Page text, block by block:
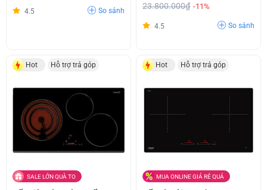
4.5 So sánh 23.800.000₫ -11%
4.5 So sánh
Hot Hỗ trợ trả góp
SALE LỚN QUÀ TO
Hot Hỗ trợ trả góp
MUA ONLINE GIÁ RẺ QUÁ